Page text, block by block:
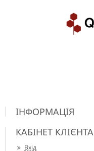
ІНФОРМАЦІЯ
КАБІНЕТ КЛІЄНТА
Вхід